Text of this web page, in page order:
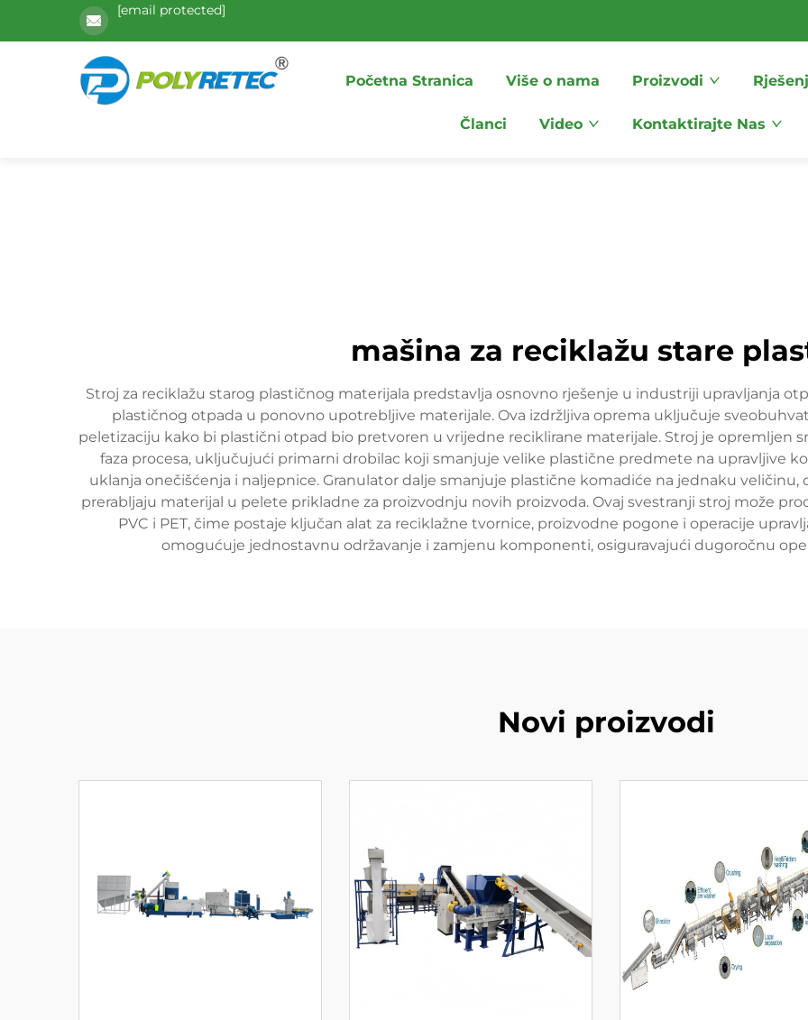
[email protected]
Početna Stranica Više o nama Proizvodi
Članci Video Kontaktirajte Nas
mašina za reciklažu stare
Stroj za reciklažu starog plastičnog materijala predstavlja osnovno rješenje u industriji upravljanja
plastičnog otpada u ponovno upotrebljive materijale. Ova izdržljiva oprema uključuje
peletizaciju kako bi plastični otpad bio pretvoren u vrijedne reciklirane materijale. Stroj je opremljen
faza procesa, uključujući primarni drobilac koji smanjuje velike plastične predmete na upravljive
uklanja onečišćenja i naljepnice. Granulator dalje smanjuje plastične komadiće na jednaku
prerabljaju materijal u pelete prikladne za proizvodnju novih proizvoda. Ovaj svestranji stroj može
PVC i PET, čime postaje ključan alat za reciklažne tvornice, proizvodne pogone i operacije
omogućuje jednostavnu održavanje i zamjenu komponenti, osiguravajući dugoročnu
Novi proizvodi